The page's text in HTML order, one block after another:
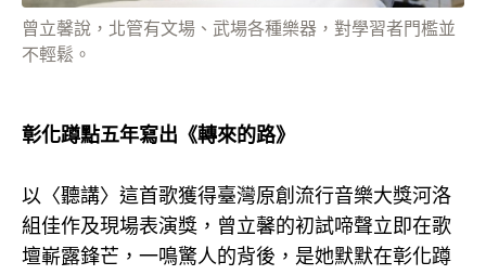
曾立馨說，北管有文場、武場各種樂器，對學習者門檻並
不輕鬆。
彰化蹲點五年寫出《轉來的路》
以〈聽講〉這首歌獲得臺灣原創流行音樂大獎河洛
組佳作及現場表演獎，曾立馨的初試啼聲立即在歌
壇嶄露鋒芒，一鳴驚人的背後，是她默默在彰化蹲